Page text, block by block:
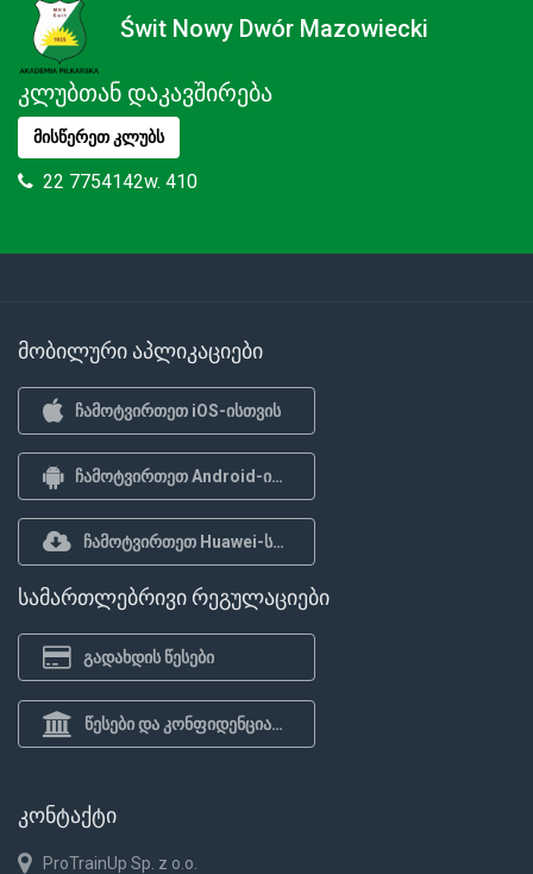
Świt Nowy Dwór Mazowiecki
კლუბთან დაკავშირება
მისწერეთ კლუბს
22 7754142w. 410
მობილური აპლიკაციები
ჩამოტვირთეთ iOS-ისთვის
ჩამოტვირთეთ Android-ისთვის
ჩამოტვირთეთ Huawei-სთვის
სამართლებრივი რეგულაციები
გადახდის წესები
წესები და კონფიდენციალურობის პოლიტიკა
კონტაქტი
ProTrainUp Sp. z o.o.